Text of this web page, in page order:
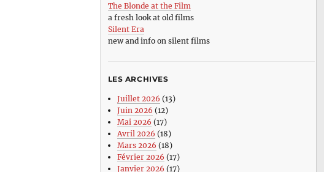
The Blonde at the Film
a fresh look at old films
Silent Era
new and info on silent films
LES ARCHIVES
Juillet 2026 (13)
Juin 2026 (12)
Mai 2026 (17)
Avril 2026 (18)
Mars 2026 (18)
Février 2026 (17)
Janvier 2026 (17)